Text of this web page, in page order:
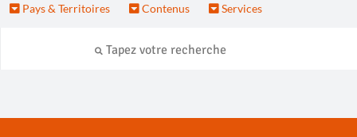
Pays & Territoires Contenus Services